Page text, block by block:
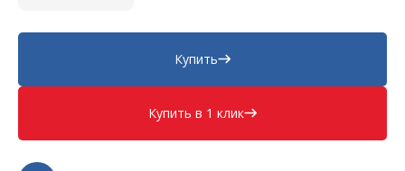
Купить
Купить в 1 клик